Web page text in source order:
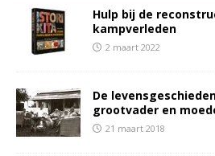
Hulp bij de
kampverleden
2 maart 2022
De
grootvader en
21 maart 2018